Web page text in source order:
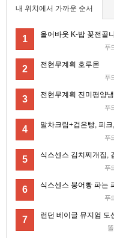
내 위치에서 가까운 순서
1 올어바웃 K-밥 꽃전골
푸
2 전현무계획 호루몬
푸
3 전현무계획 진미평양
푸
4 말차크림+검은빵, 피
푸
5 식스센스 김치찌개집,
푸
6 식스센스 붕어빵 파는
푸
7 런던 베이글 뮤지엄 도
항인듯합니다
서 업비트팀은 공
그냥 별개 팀인듯
한국에서 합법적
너무 크내요....
욱님 엄청 많은
마스터욱 과찬이십니다 감
마스터욱
만들어야 되는게,
비회원7a6qtr60coq9fkscsclskqc1jj 그렇군요 저도 비
초초초고성능 크
비회원7a6qtr60coq9fkscsclskqc1jj ddd fsm dod ecs